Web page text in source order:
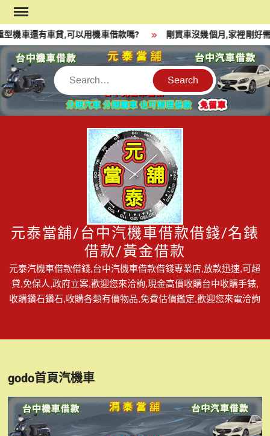
Skip
to
content
機車還有車貸,可以用機車借款嗎? 剛買車沒幾個月,家裡剛好
Search
元泰當舖/台中汽機車借款借錢/名錶
借款/黃金借款
元泰汽機車借款借錢,台中汽機車借款借錢專業店,放款迅速,可超
貸,免保人,政府立案,歡迎您來洽詢,現金高價收購台中收購手錶,
收購鑽石鑽石,收購各類有價物品,免費估價鑑定,歡迎您來電洽詢
godo首頁汽機車